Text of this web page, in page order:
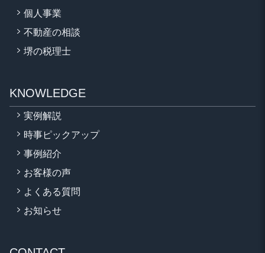
個人事業
不動産の相談
堺の税理士
KNOWLEDGE
実例解説
時事ピックアップ
事例紹介
お客様の声
よくある質問
お知らせ